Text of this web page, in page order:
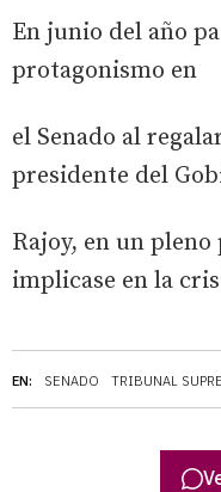
EN: SENADO TRIBUNAL
En junio del año
protagonismo en
el Senado al
presidente del
Rajoy, en un
implicase en la